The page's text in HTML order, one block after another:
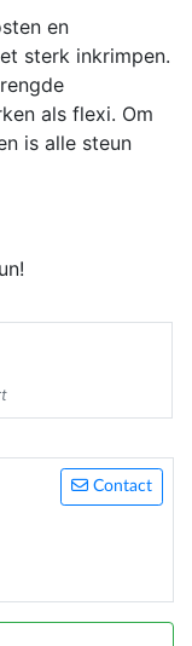
en
sterk inkrimpen.
als flexi. Om
is alle steun
Contact